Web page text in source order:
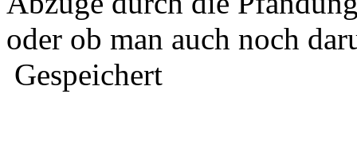
oder ob man auch noch
Gespeichert